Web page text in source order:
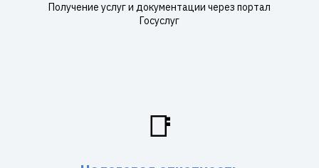
Получение услуг и документации через портал
Госуслуг
📑